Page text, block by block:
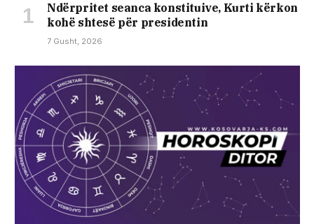
Ndërpritet seanca konstituive, Kurti kërkon
kohë shtesë për presidentin
7 Gusht, 2026